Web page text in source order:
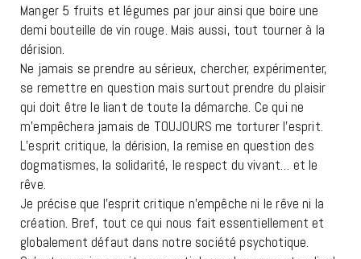
Manger 5 fruits et légumes par jour ainsi que boire une
demi bouteille de vin rouge. Mais aussi, tout tourner à la
dérision.
Ne jamais se prendre au sérieux, chercher, expérimenter,
se remettre en question mais surtout prendre du plaisir
qui doit être le liant de toute la démarche. Ce qui ne
m’empêchera jamais de TOUJOURS me torturer l’esprit.
L’esprit critique, la dérision, la remise en question des
dogmatismes, la solidarité, le respect du vivant… et le
rêve.
Je précise que l’esprit critique n’empêche ni le rêve ni la
création. Bref, tout ce qui nous fait essentiellement et
globalement défaut dans notre société psychotique.